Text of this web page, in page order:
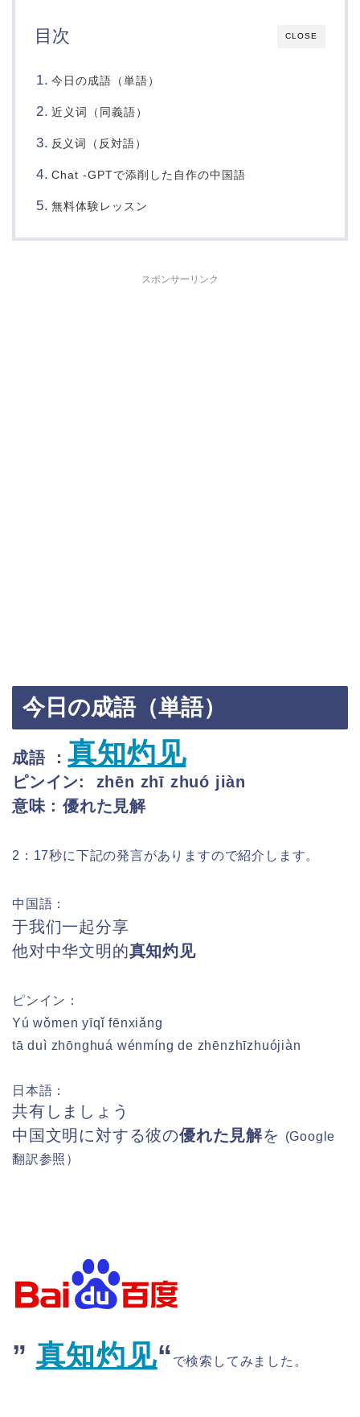
CLOSE
目次
今日の成語（単語）
近义词（同義語）
反义词（反対語）
Chat -GPTで添削した自作の中国語
無料体験レッスン
スポンサーリンク
今日の成語（単語）
成語 ：真知灼见
ピンイン: zhēn zhī zhuó jiàn
意味 : 優れた見解
2：17秒に下記の発言がありますので紹介します。
中国語：
于我们一起分享
他对中华文明的真知灼见
ピンイン：
Yú wǒmen yīqǐ fēnxiǎng
tā duì zhōnghuá wénmíng de zhēnzhīzhuójiàn
日本語：
共有しましょう
中国文明に対する彼の優れた見解を
(Google
翻訳参照）
” 真知灼见“ で検索してみました。